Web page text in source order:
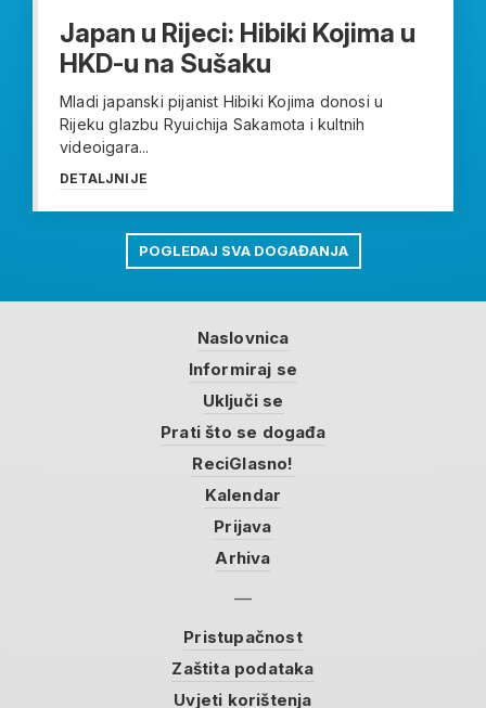
Japan u Rijeci: Hibiki Kojima u
HKD-u na Sušaku
Mladi japanski pijanist Hibiki Kojima donosi u
Rijeku glazbu Ryuichija Sakamota i kultnih
videoigara...
DETALJNIJE
POGLEDAJ SVA DOGAĐANJA
Naslovnica
Informiraj se
Uključi se
Prati što se događa
ReciGlasno!
Kalendar
Prijava
Arhiva
Pristupačnost
Zaštita podataka
Uvjeti korištenja